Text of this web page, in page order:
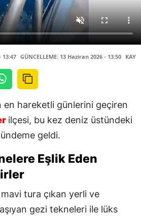
13:47 GÜNCELLEME: 13 Haziran 2026 - 13:50
en hareketli günlerini geçiren
ilçesi, bu kez deniz üstündeki
geldi.
Eşlik Eden
mavi tura çıkan yerli ve
gezi tekneleri ile lüks